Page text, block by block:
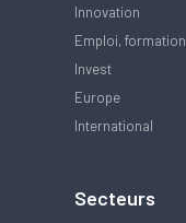
Innovation
Emploi, formation
Invest
Europe
International
Secteurs